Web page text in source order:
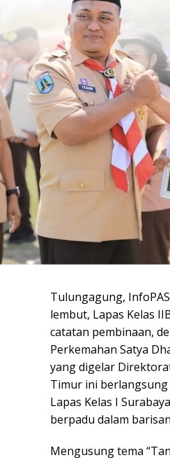
Tulungagung,
lembut, Lapas Kelas
catatan pembinaan,
Perkemahan Satya
yang digelar
Timur ini berlangsung
Lapas Kelas I
berpadu dalam
Mengusung tema